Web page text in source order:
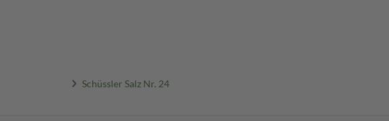
Schüssler Salz Nr. 24